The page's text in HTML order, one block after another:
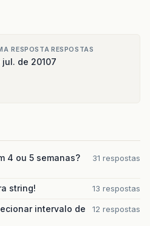
RESPOSTA
jul. de 2010
RESPOSTAS
7
4 ou 5 semanas?
31 respostas
string! 13 respostas
intervalo de
12 respostas